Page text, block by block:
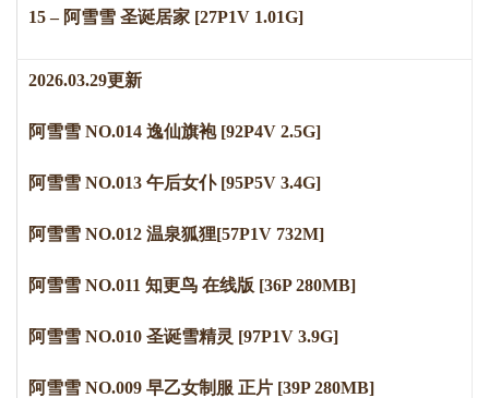
15 – 阿雪雪 圣诞居家 [27P1V 1.01G]
2026.03.29更新
阿雪雪 NO.014 逸仙旗袍 [92P4V 2.5G]
阿雪雪 NO.013 午后女仆 [95P5V 3.4G]
阿雪雪 NO.012 温泉狐狸[57P1V 732M]
阿雪雪 NO.011 知更鸟 在线版 [36P 280MB]
阿雪雪 NO.010 圣诞雪精灵 [97P1V 3.9G]
阿雪雪 NO.009 早乙女制服 正片 [39P 280MB]